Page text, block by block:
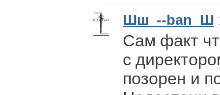
Шш_--ban_Ш
Сам факт
с
позорен и